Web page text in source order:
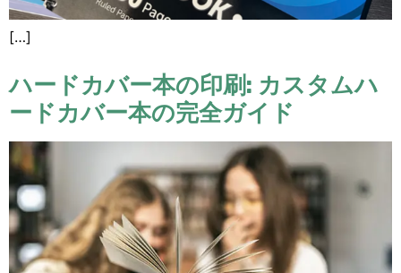
[…]
ハードカバー本の印刷: カスタムハ
ードカバー本の完全ガイド